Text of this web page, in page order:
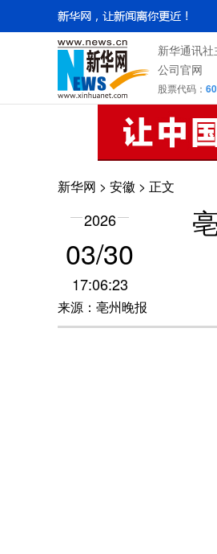
新华通讯社
公司官网
股票代码：
新华网 > 安徽 > 正文
2026
03/30
17:06:23
来源：亳州晚报